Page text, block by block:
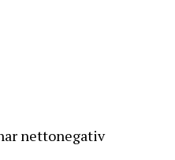
nettonegativ